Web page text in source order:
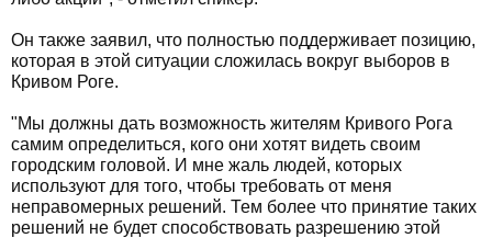
Он также заявил, что полностью поддерживает позицию,
которая в этой ситуации сложилась вокруг выборов в
Кривом Роге.
"Мы должны дать возможность жителям Кривого Рога
самим определиться, кого они хотят видеть своим
городским головой. И мне жаль людей, которых
используют для того, чтобы требовать от меня
неправомерных решений. Тем более что принятие таких
решений не будет способствовать разрешению этой